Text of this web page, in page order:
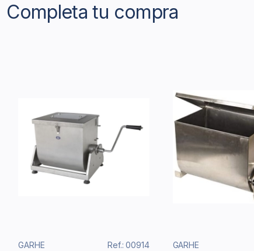
Completa tu compra
GARHE Ref.: 00914 GARHE